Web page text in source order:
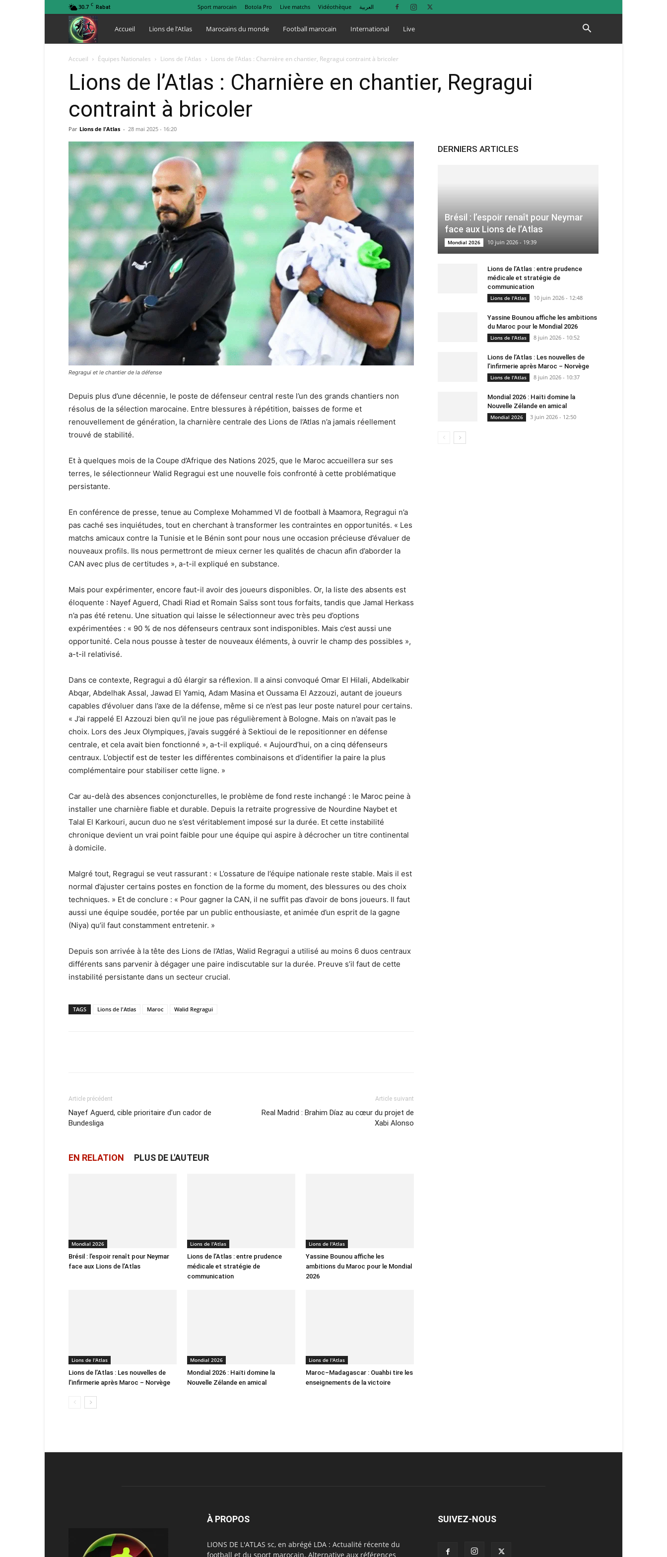
30.7 C Rabat Sport marocain Botola Pro Live matchs Vidéothèque العربية
Lions
de
l
Atlas
Accueil Lions de l’Atlas Marocains du monde Football marocain International Live
Accueil Équipes Nationales Lions de l'Atlas Lions de l’Atlas : Charnière en chantier, Regragui contraint à bricoler
Lions de l’Atlas : Charnière en chantier, Regragui
contraint à bricoler
Par Lions de l'Atlas - 28 mai 2025 - 16:20
Regragui et le chantier de la défense
Depuis plus d’une décennie, le poste de défenseur central reste l’un des grands chantiers non
résolus de la sélection marocaine. Entre blessures à répétition, baisses de forme et
renouvellement de génération, la charnière centrale des Lions de l’Atlas n’a jamais réellement
trouvé de stabilité.
Et à quelques mois de la Coupe d’Afrique des Nations 2025, que le Maroc accueillera sur ses
terres, le sélectionneur Walid Regragui est une nouvelle fois confronté à cette problématique
persistante.
En conférence de presse, tenue au Complexe Mohammed VI de football à Maamora, Regragui n’a
pas caché ses inquiétudes, tout en cherchant à transformer les contraintes en opportunités. « Les
matchs amicaux contre la Tunisie et le Bénin sont pour nous une occasion précieuse d’évaluer de
nouveaux profils. Ils nous permettront de mieux cerner les qualités de chacun afin d’aborder la
CAN avec plus de certitudes », a-t-il expliqué en substance.
Mais pour expérimenter, encore faut-il avoir des joueurs disponibles. Or, la liste des absents est
éloquente : Nayef Aguerd, Chadi Riad et Romain Saïss sont tous forfaits, tandis que Jamal Herkass
n’a pas été retenu. Une situation qui laisse le sélectionneur avec très peu d’options
expérimentées : « 90 % de nos défenseurs centraux sont indisponibles. Mais c’est aussi une
opportunité. Cela nous pousse à tester de nouveaux éléments, à ouvrir le champ des possibles »,
a-t-il relativisé.
Dans ce contexte, Regragui a dû élargir sa réflexion. Il a ainsi convoqué Omar El Hilali, Abdelkabir
Abqar, Abdelhak Assal, Jawad El Yamiq, Adam Masina et Oussama El Azzouzi, autant de joueurs
capables d’évoluer dans l’axe de la défense, même si ce n’est pas leur poste naturel pour certains.
« J’ai rappelé El Azzouzi bien qu’il ne joue pas régulièrement à Bologne. Mais on n’avait pas le
choix. Lors des Jeux Olympiques, j’avais suggéré à Sektioui de le repositionner en défense
centrale, et cela avait bien fonctionné », a-t-il expliqué. « Aujourd’hui, on a cinq défenseurs
centraux. L’objectif est de tester les différentes combinaisons et d’identifier la paire la plus
complémentaire pour stabiliser cette ligne. »
Car au-delà des absences conjoncturelles, le problème de fond reste inchangé : le Maroc peine à
installer une charnière fiable et durable. Depuis la retraite progressive de Nourdine Naybet et
Talal El Karkouri, aucun duo ne s’est véritablement imposé sur la durée. Et cette instabilité
chronique devient un vrai point faible pour une équipe qui aspire à décrocher un titre continental
à domicile.
Malgré tout, Regragui se veut rassurant : « L’ossature de l’équipe nationale reste stable. Mais il est
normal d’ajuster certains postes en fonction de la forme du moment, des blessures ou des choix
techniques. » Et de conclure : « Pour gagner la CAN, il ne suffit pas d’avoir de bons joueurs. Il faut
aussi une équipe soudée, portée par un public enthousiaste, et animée d’un esprit de la gagne
(Niya) qu’il faut constamment entretenir. »
Depuis son arrivée à la tête des Lions de l’Atlas, Walid Regragui a utilisé au moins 6 duos centraux
différents sans parvenir à dégager une paire indiscutable sur la durée. Preuve s’il faut de cette
instabilité persistante dans un secteur crucial.
TAGS Lions de l'Atlas Maroc Walid Regragui
Article précédent
Nayef Aguerd, cible prioritaire d’un cador de
Bundesliga
Article suivant
Real Madrid : Brahim Díaz au cœur du projet de
Xabi Alonso
EN RELATION PLUS DE L'AUTEUR
Mondial 2026
Brésil : l’espoir renaît pour Neymar
face aux Lions de l’Atlas
Lions de l'Atlas
Lions de l’Atlas : entre prudence
médicale et stratégie de
communication
Lions de l'Atlas
Yassine Bounou affiche les
ambitions du Maroc pour le Mondial
2026
Lions de l'Atlas
Lions de l’Atlas : Les nouvelles de
l’infirmerie après Maroc – Norvège
Mondial 2026
Mondial 2026 : Haïti domine la
Nouvelle Zélande en amical
Lions de l'Atlas
Maroc–Madagascar : Ouahbi tire les
enseignements de la victoire
DERNIERS ARTICLES
Brésil : l’espoir renaît pour Neymar
face aux Lions de l’Atlas
Mondial 2026 10 juin 2026 - 19:39
Lions de l’Atlas : entre prudence
médicale et stratégie de
communication
Lions de l'Atlas 10 juin 2026 - 12:48
Yassine Bounou affiche les ambitions
du Maroc pour le Mondial 2026
Lions de l'Atlas 8 juin 2026 - 10:52
Lions de l’Atlas : Les nouvelles de
l’infirmerie après Maroc – Norvège
Lions de l'Atlas 8 juin 2026 - 10:37
Mondial 2026 : Haïti domine la
Nouvelle Zélande en amical
Mondial 2026 3 juin 2026 - 12:50
À PROPOS
LIONS DE L'ATLAS sc, en abrégé LDA : Actualité récente du
football et du sport marocain. Alternative aux références
SUIVEZ-NOUS